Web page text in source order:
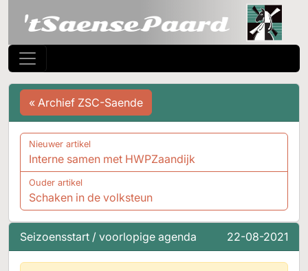
Seizoensstart / voorlopige agenda 22-08-2021
« Archief ZSC-Saende
Nieuwer artikel
Interne samen met HWPZaandijk
Ouder artikel
Schaken in de volksteun